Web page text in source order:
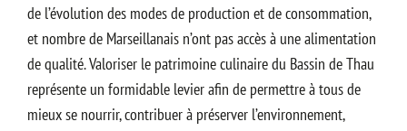
de l’évolution des modes de production et de consommation,
et nombre de Marseillanais n’ont pas accès à une alimentation
de qualité. Valoriser le patrimoine culinaire du Bassin de Thau
représente un formidable levier afin de permettre à tous de
mieux se nourrir, contribuer à préserver l’environnement,